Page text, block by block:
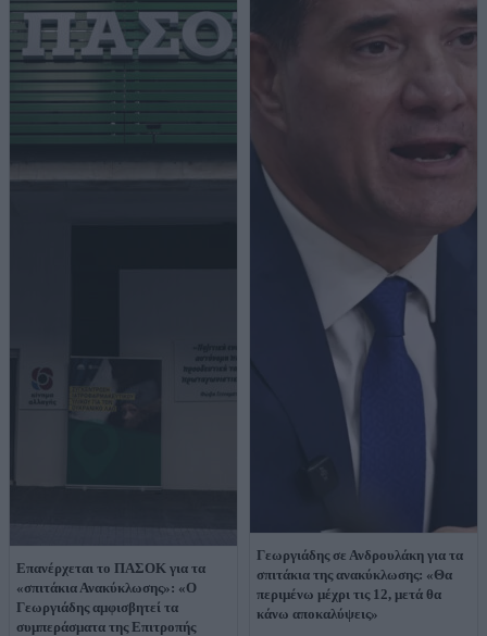
Επανέρχεται το ΠΑΣΟΚ για τα
«σπιτάκια Ανακύκλωσης»: «Ο
Γεωργιάδης αμφισβητεί τα
συμπεράσματα της Επιτροπής
Γεωργιάδης σε Ανδρουλάκη για τα
σπιτάκια της ανακύκλωσης: «Θα
περιμένω μέχρι τις 12, μετά θα
κάνω αποκαλύψεις»